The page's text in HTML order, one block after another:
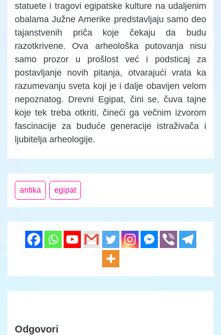
statuete i tragovi egipatske kulture na udaljenim
obalama Južne Amerike predstavljaju samo deo
tajanstvenih priča koje čekaju da budu
razotkrivene. Ova arheološka putovanja nisu
samo prozor u prošlost već i podsticaj za
postavljanje novih pitanja, otvarajući vrata ka
razumevanju sveta koji je i dalje obavijen velom
nepoznatog. Drevni Egipat, čini se, čuva tajne
koje tek treba otkriti, čineći ga večnim izvorom
fascinacije za buduće generacije istraživača i
ljubitelja arheologije.
antika egipat
Odgovori